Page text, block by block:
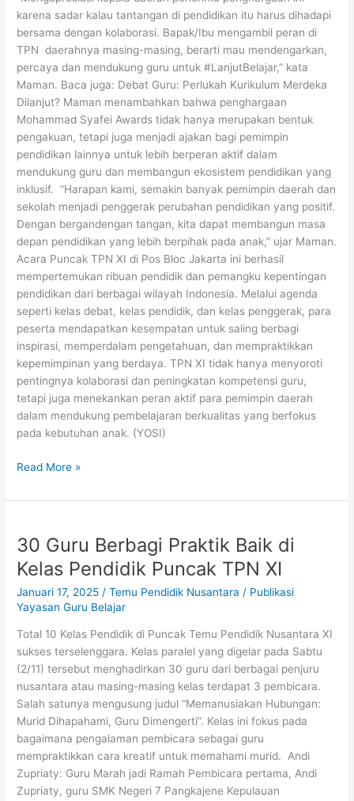
karena sadar kalau tantangan di pendidikan itu harus dihadapi
bersama dengan kolaborasi. Bapak/Ibu mengambil peran di
TPN daerahnya masing-masing, berarti mau mendengarkan,
percaya dan mendukung guru untuk #LanjutBelajar,” kata
Maman. Baca juga: Debat Guru: Perlukah Kurikulum Merdeka
Dilanjut? Maman menambahkan bahwa penghargaan
Mohammad Syafei Awards tidak hanya merupakan bentuk
pengakuan, tetapi juga menjadi ajakan bagi pemimpin
pendidikan lainnya untuk lebih berperan aktif dalam
mendukung guru dan membangun ekosistem pendidikan yang
inklusif. “Harapan kami, semakin banyak pemimpin daerah dan
sekolah menjadi penggerak perubahan pendidikan yang positif.
Dengan bergandengan tangan, kita dapat membangun masa
depan pendidikan yang lebih berpihak pada anak,” ujar Maman.
Acara Puncak TPN XI di Pos Bloc Jakarta ini berhasil
mempertemukan ribuan pendidik dan pemangku kepentingan
pendidikan dari berbagai wilayah Indonesia. Melalui agenda
seperti kelas debat, kelas pendidik, dan kelas penggerak, para
peserta mendapatkan kesempatan untuk saling berbagi
inspirasi, memperdalam pengetahuan, dan mempraktikkan
kepemimpinan yang berdaya. TPN XI tidak hanya menyoroti
pentingnya kolaborasi dan peningkatan kompetensi guru,
tetapi juga menekankan peran aktif para pemimpin daerah
dalam mendukung pembelajaran berkualitas yang berfokus
pada kebutuhan anak. (YOSI)
Read More »
30 Guru Berbagi Praktik Baik di
Kelas Pendidik Puncak TPN XI
Januari 17, 2025 /Temu Pendidik Nusantara / Publikasi
Yayasan Guru Belajar
Total 10 Kelas Pendidik di Puncak Temu Pendidik Nusantara XI
sukses terselenggara. Kelas paralel yang digelar pada Sabtu
(2/11) tersebut menghadirkan 30 guru dari berbagai penjuru
nusantara atau masing-masing kelas terdapat 3 pembicara.
Salah satunya mengusung judul “Memanusiakan Hubungan:
Murid Dihapahami, Guru Dimengerti”. Kelas ini fokus pada
bagaimana pengalaman pembicara sebagai guru
mempraktikkan cara kreatif untuk memahami murid. Andi
Zupriaty: Guru Marah jadi Ramah Pembicara pertama, Andi
Zupriaty, guru SMK Negeri 7 Pangkajene Kepulauan
Guru
Berbagi
Praktik
Baik
di
Kelas
Pendidik
Puncak
TPN
XI